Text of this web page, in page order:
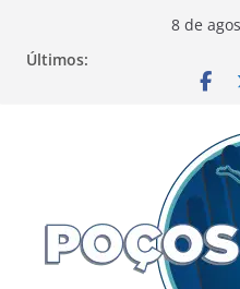
8 de
Últimos: